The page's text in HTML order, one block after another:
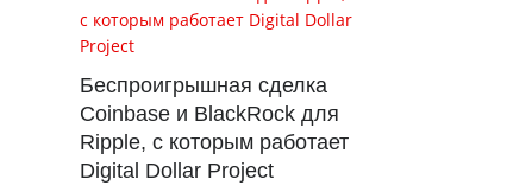
Беспроигрышная сделка
Coinbase и BlackRock для
Ripple, с которым работает
Digital Dollar Project